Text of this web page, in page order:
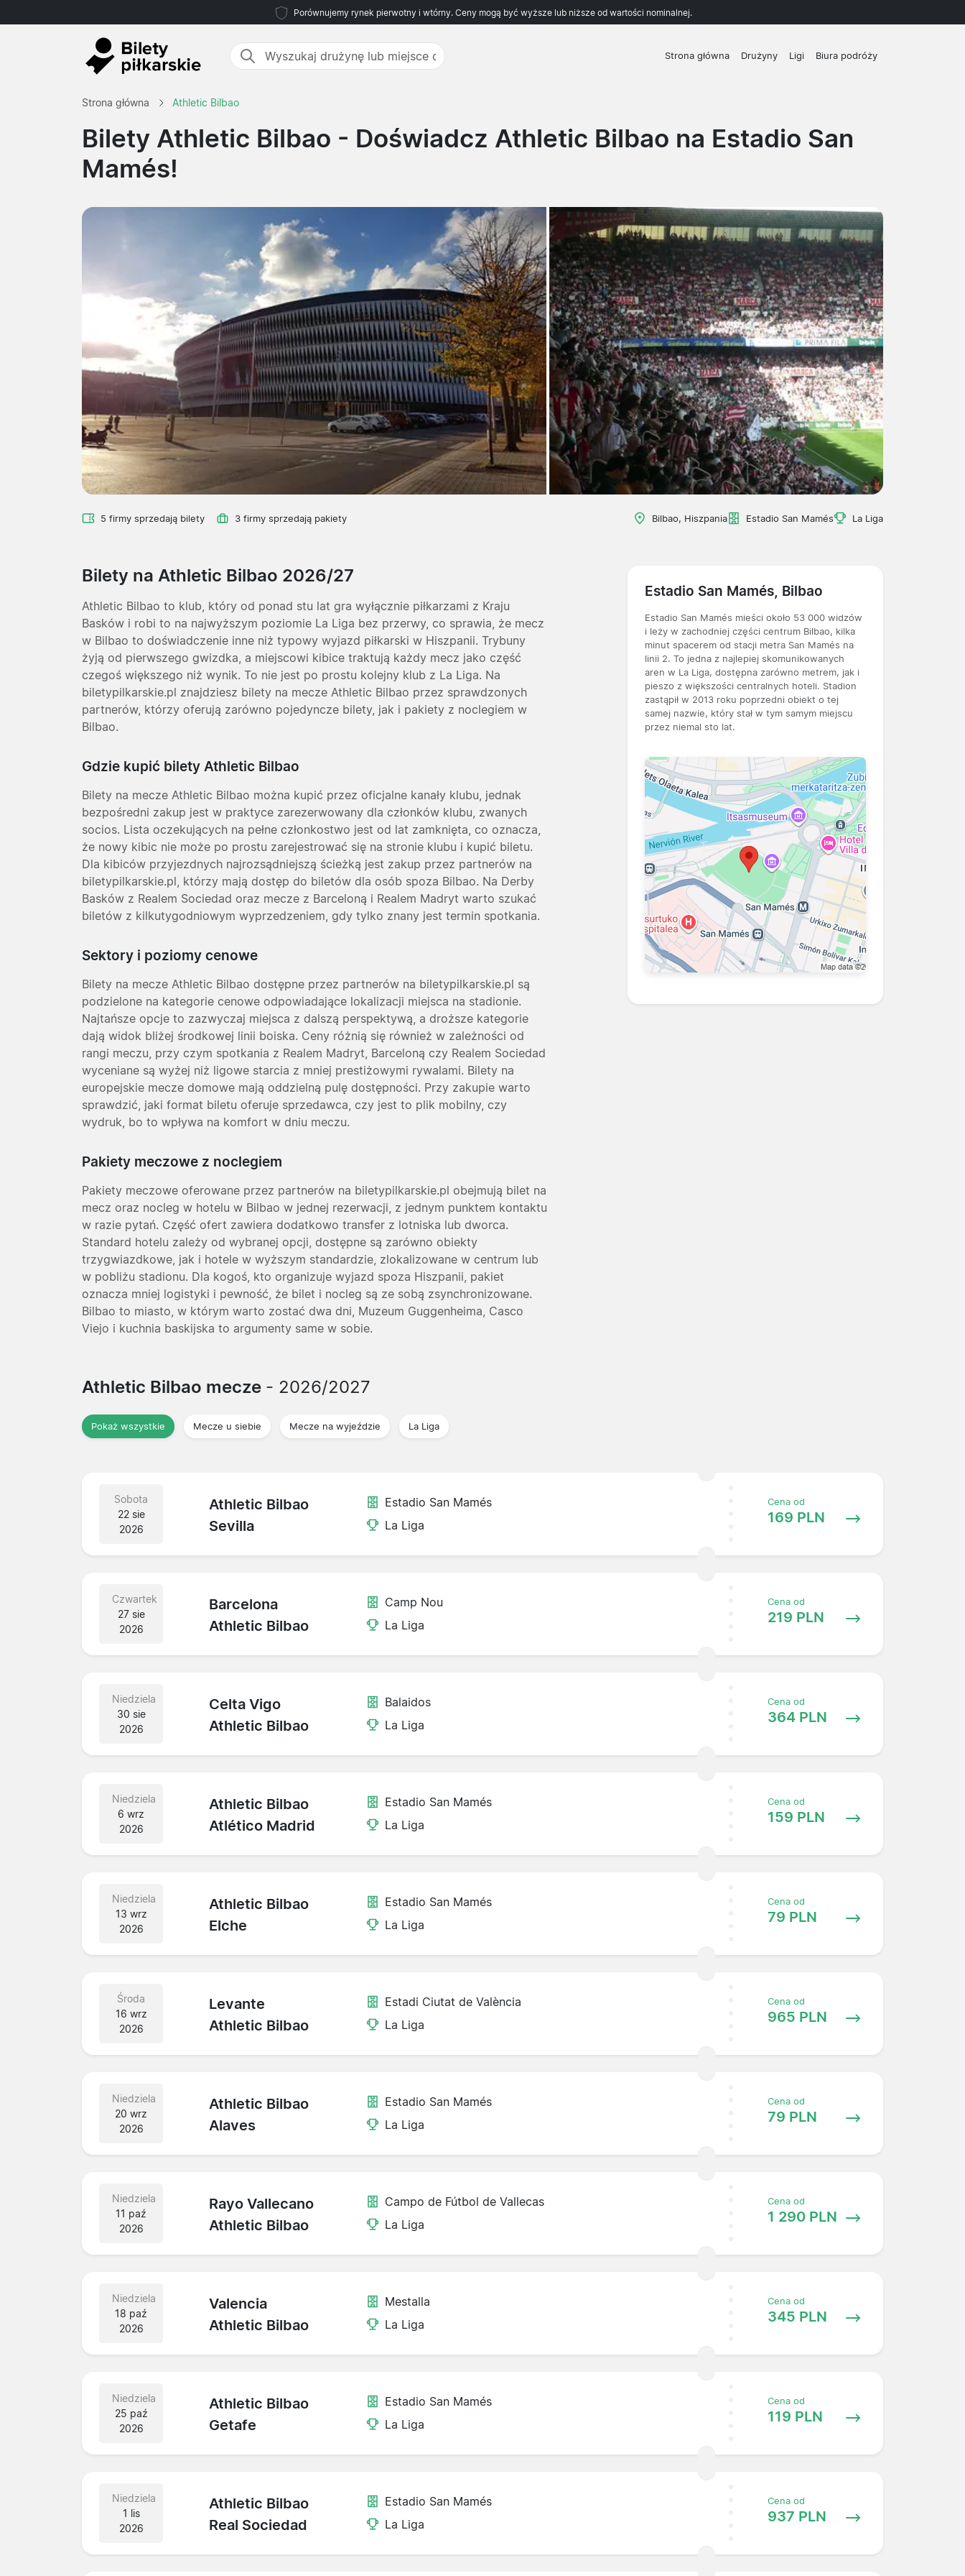
Porównujemy rynek pierwotny i wtórny. Ceny mogą być wyższe lub niższe od wartości nominalnej.
Strona główna Drużyny Ligi Biura podróży
Strona główna Athletic Bilbao
Bilety Athletic Bilbao - Doświadcz Athletic Bilbao na Estadio San
Mamés!
5 firmy sprzedają bilety 3 firmy sprzedają pakiety Bilbao, Hiszpania Estadio San Mamés La Liga
Bilety na Athletic Bilbao 2026/27
Athletic Bilbao to klub, który od ponad stu lat gra wyłącznie piłkarzami z Kraju
Basków i robi to na najwyższym poziomie La Liga bez przerwy, co sprawia, że mecz
w Bilbao to doświadczenie inne niż typowy wyjazd piłkarski w Hiszpanii. Trybuny
żyją od pierwszego gwizdka, a miejscowi kibice traktują każdy mecz jako część
czegoś większego niż wynik. To nie jest po prostu kolejny klub z La Liga. Na
biletypilkarskie.pl znajdziesz bilety na mecze Athletic Bilbao przez sprawdzonych
partnerów, którzy oferują zarówno pojedyncze bilety, jak i pakiety z noclegiem w
Bilbao.
Gdzie kupić bilety Athletic Bilbao
Bilety na mecze Athletic Bilbao można kupić przez oficjalne kanały klubu, jednak
bezpośredni zakup jest w praktyce zarezerwowany dla członków klubu, zwanych
socios. Lista oczekujących na pełne członkostwo jest od lat zamknięta, co oznacza,
że nowy kibic nie może po prostu zarejestrować się na stronie klubu i kupić biletu.
Dla kibiców przyjezdnych najrozsądniejszą ścieżką jest zakup przez partnerów na
biletypilkarskie.pl, którzy mają dostęp do biletów dla osób spoza Bilbao. Na Derby
Basków z Realem Sociedad oraz mecze z Barceloną i Realem Madryt warto szukać
biletów z kilkutygodniowym wyprzedzeniem, gdy tylko znany jest termin spotkania.
Sektory i poziomy cenowe
Bilety na mecze Athletic Bilbao dostępne przez partnerów na biletypilkarskie.pl są
podzielone na kategorie cenowe odpowiadające lokalizacji miejsca na stadionie.
Najtańsze opcje to zazwyczaj miejsca z dalszą perspektywą, a droższe kategorie
dają widok bliżej środkowej linii boiska. Ceny różnią się również w zależności od
rangi meczu, przy czym spotkania z Realem Madryt, Barceloną czy Realem Sociedad
wyceniane są wyżej niż ligowe starcia z mniej prestiżowymi rywalami. Bilety na
europejskie mecze domowe mają oddzielną pulę dostępności. Przy zakupie warto
sprawdzić, jaki format biletu oferuje sprzedawca, czy jest to plik mobilny, czy
wydruk, bo to wpływa na komfort w dniu meczu.
Pakiety meczowe z noclegiem
Pakiety meczowe oferowane przez partnerów na biletypilkarskie.pl obejmują bilet na
mecz oraz nocleg w hotelu w Bilbao w jednej rezerwacji, z jednym punktem kontaktu
w razie pytań. Część ofert zawiera dodatkowo transfer z lotniska lub dworca.
Standard hotelu zależy od wybranej opcji, dostępne są zarówno obiekty
trzygwiazdkowe, jak i hotele w wyższym standardzie, zlokalizowane w centrum lub
w pobliżu stadionu. Dla kogoś, kto organizuje wyjazd spoza Hiszpanii, pakiet
oznacza mniej logistyki i pewność, że bilet i nocleg są ze sobą zsynchronizowane.
Bilbao to miasto, w którym warto zostać dwa dni, Muzeum Guggenheima, Casco
Viejo i kuchnia baskijska to argumenty same w sobie.
Estadio San Mamés, Bilbao
Estadio San Mamés mieści około 53 000 widzów
i leży w zachodniej części centrum Bilbao, kilka
minut spacerem od stacji metra San Mamés na
linii 2. To jedna z najlepiej skomunikowanych
aren w La Liga, dostępna zarówno metrem, jak i
pieszo z większości centralnych hoteli. Stadion
zastąpił w 2013 roku poprzedni obiekt o tej
samej nazwie, który stał w tym samym miejscu
przez niemal sto lat.
Athletic Bilbao mecze - 2026/2027
Pokaż wszystkie Mecze u siebie Mecze na wyjeździe La Liga
Sobota
22 sie
2026
Athletic Bilbao
Sevilla
Estadio San Mamés
La Liga
Cena od
169 PLN
Czwartek
27 sie
2026
Barcelona
Athletic Bilbao
Camp Nou
La Liga
Cena od
219 PLN
Niedziela
30 sie
2026
Celta Vigo
Athletic Bilbao
Balaidos
La Liga
Cena od
364 PLN
Niedziela
6 wrz
2026
Athletic Bilbao
Atlético Madrid
Estadio San Mamés
La Liga
Cena od
159 PLN
Niedziela
13 wrz
2026
Athletic Bilbao
Elche
Estadio San Mamés
La Liga
Cena od
79 PLN
Środa
16 wrz
2026
Levante
Athletic Bilbao
Estadi Ciutat de València
La Liga
Cena od
965 PLN
Niedziela
20 wrz
2026
Athletic Bilbao
Alaves
Estadio San Mamés
La Liga
Cena od
79 PLN
Niedziela
11 paź
2026
Rayo Vallecano
Athletic Bilbao
Campo de Fútbol de Vallecas
La Liga
Cena od
1 290 PLN
Niedziela
18 paź
2026
Valencia
Athletic Bilbao
Mestalla
La Liga
Cena od
345 PLN
Niedziela
25 paź
2026
Athletic Bilbao
Getafe
Estadio San Mamés
La Liga
Cena od
119 PLN
Niedziela
1 lis
2026
Athletic Bilbao
Real Sociedad
Estadio San Mamés
La Liga
Cena od
937 PLN